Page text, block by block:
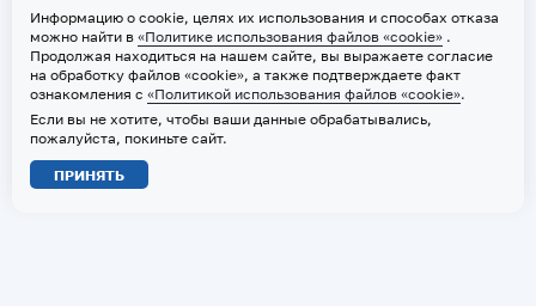
2026 © ТВГМУ. Все права защищены
Политика обработки персональных данных
Политика использования файлов «cookie»
Информацию о cookie, целях их использования и способах отказа
можно найти в «Политике использования файлов «cookie» .
Продолжая находиться на нашем сайте, вы выражаете согласие
на обработку файлов «cookie», а также подтверждаете факт
ознакомления с «Политикой использования файлов «cookie».
Если вы не хотите, чтобы ваши данные обрабатывались,
пожалуйста, покиньте сайт.
ПРИНЯТЬ